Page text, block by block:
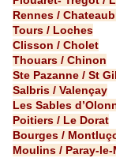
Rennes /
Tours / Loches
Clisson / Cholet
Thouars / Chinon
Ste Pazanne / St
Salbris / Valençay
Les Sables
Poitiers / Le Dorat
Bourges /
Moulins / Paray-le-